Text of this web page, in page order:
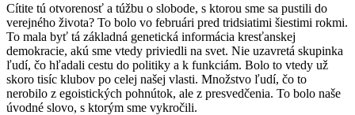
Cítite tú otvorenosť a túžbu o slobode, s ktorou sme sa pustili do
verejného života? To bolo vo februári pred tridsiatimi šiestimi rokmi.
To mala byť tá základná genetická informácia kresťanskej
demokracie, akú sme vtedy priviedli na svet. Nie uzavretá skupinka
ľudí, čo hľadali cestu do politiky a k funkciám. Bolo to vtedy už
skoro tisíc klubov po celej našej vlasti. Množstvo ľudí, čo to
nerobilo z egoistických pohnútok, ale z presvedčenia. To bolo naše
úvodné slovo, s ktorým sme vykročili.